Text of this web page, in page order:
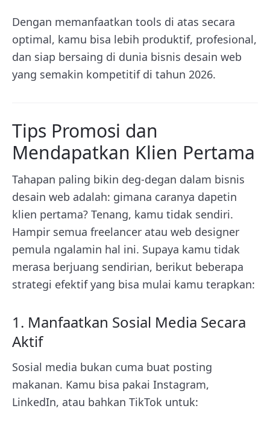
Dengan memanfaatkan tools di atas secara
optimal, kamu bisa lebih produktif, profesional,
dan siap bersaing di dunia bisnis desain web
yang semakin kompetitif di tahun 2026.
Tips Promosi dan
Mendapatkan Klien Pertama
Tahapan paling bikin deg-degan dalam bisnis
desain web adalah: gimana caranya dapetin
klien pertama? Tenang, kamu tidak sendiri.
Hampir semua freelancer atau web designer
pemula ngalamin hal ini. Supaya kamu tidak
merasa berjuang sendirian, berikut beberapa
strategi efektif yang bisa mulai kamu terapkan:
1. Manfaatkan Sosial Media Secara
Aktif
Sosial media bukan cuma buat posting
makanan. Kamu bisa pakai Instagram,
LinkedIn, atau bahkan TikTok untuk: